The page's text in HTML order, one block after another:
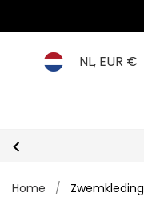
NL, EUR €
Home / Zwemkleding